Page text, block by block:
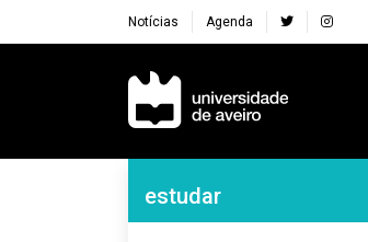
Notícias Agenda
Navegação Principal
Navegação Lateral
estudar